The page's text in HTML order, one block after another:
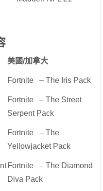
美國/加拿大
Fortnite – The Iris Pack
Fortnite – The Street
Serpent Pack
Fortnite – The
Yellowjacket Pack
Fortnite – The Diamond
Diva Pack